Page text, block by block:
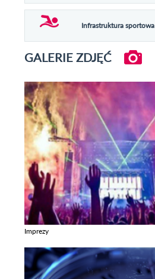
Infrastruktura sportowa
GALERIE ZDJĘĆ
Imprezy